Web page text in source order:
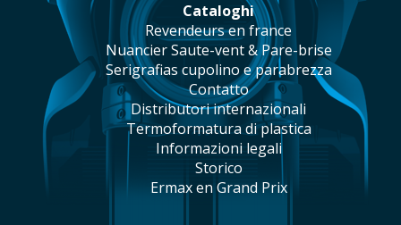
cataloghi
revendeurs en france
Nuancier Saute-vent & Pare-brise
serigrafias cupolino e parabrezza
contatto
distributori internazionali
termoformatura di plastica
informazioni legali
storico
Ermax en Grand Prix